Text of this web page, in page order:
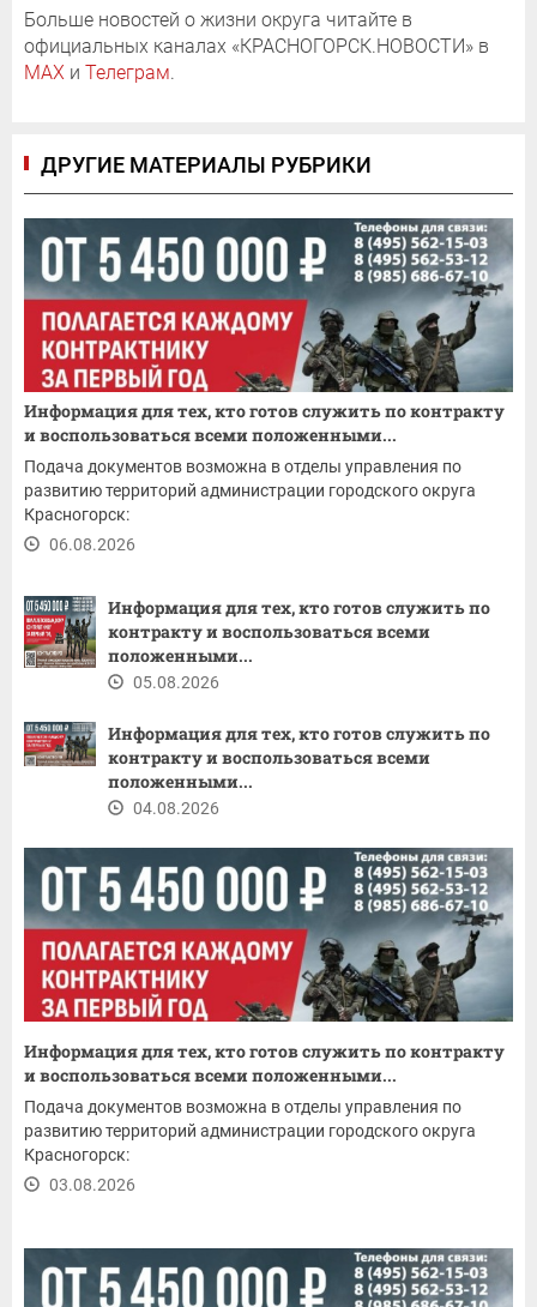
Больше новостей о жизни округа читайте в
официальных каналах «КРАСНОГОРСК.НОВОСТИ» в
MAX и Телеграм.
ДРУГИЕ МАТЕРИАЛЫ РУБРИКИ
Информация для тех, кто готов служить по контракту
и воспользоваться всеми положенными...
Подача документов возможна в отделы управления по
развитию территорий администрации городского округа
Красногорск:
06.08.2026
Информация для тех, кто готов служить по
контракту и воспользоваться всеми
положенными...
05.08.2026
Информация для тех, кто готов служить по
контракту и воспользоваться всеми
положенными...
04.08.2026
Информация для тех, кто готов служить по контракту
и воспользоваться всеми положенными...
Подача документов возможна в отделы управления по
развитию территорий администрации городского округа
Красногорск:
03.08.2026